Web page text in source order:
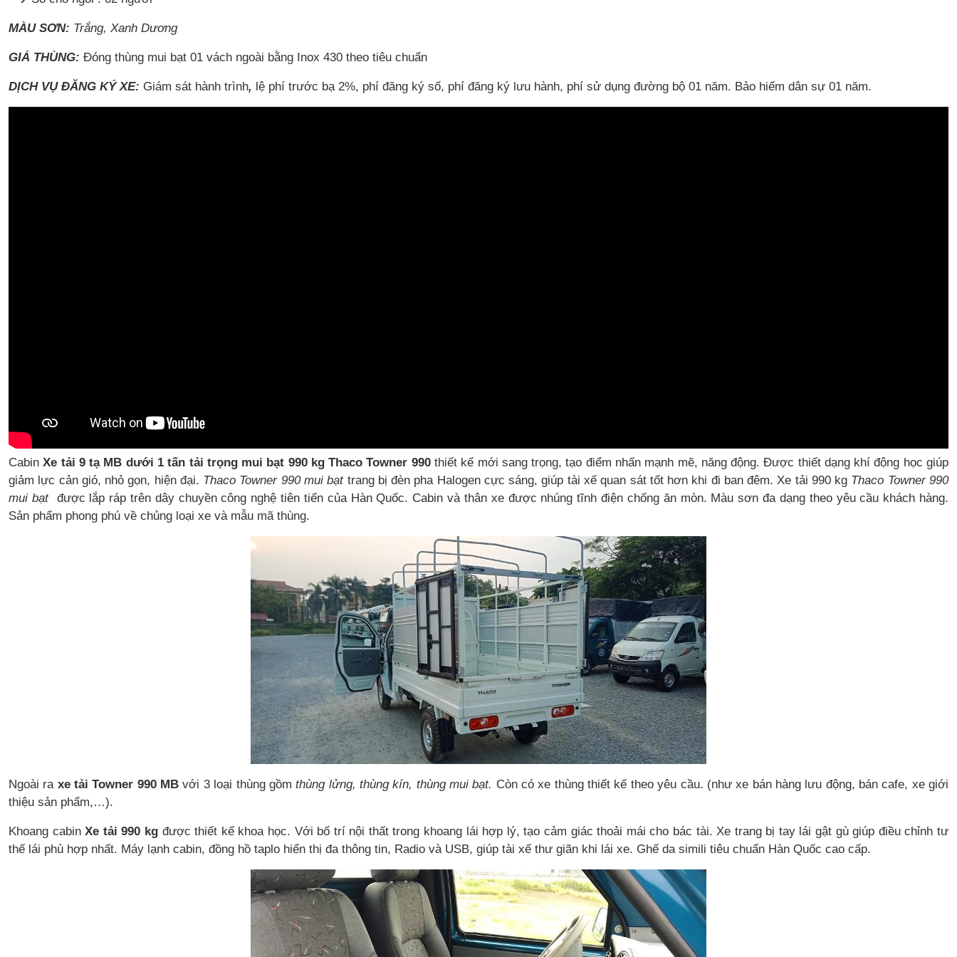
MÀU SƠN: Trắng, Xanh Dương
GIÁ THÙNG: Đóng thùng mui bạt 01 vách ngoài bằng Inox 430 theo tiêu chuẩn
DỊCH VỤ ĐĂNG KÝ XE: Giám sát hành trình, lệ phí trước bạ 2%, phí đăng ký số, phí đăng ký lưu hành, phí sử dụng đường bộ 01 năm. Bảo hiểm dân sự 01 năm.
CabinXe tải 9 tạ MB dưới 1 tấn tải trọng mui bạt 990 kg Thaco Towner 990thiết kế mới sang trọng, tạo điểm nhấn mạnh mẽ, năng động. Được thiết dạng khí động học giúp
giảm lực cản gió, nhỏ gọn, hiện đại. Thaco Towner 990 mui bạttrang bị đèn pha Halogen cực sáng, giúp tài xế quan sát tốt hơn khi đi ban đêm. Xe tải 990 kg Thaco Towner 990
mui bạtđược lắp ráp trên dây chuyền công nghệ tiên tiến của Hàn Quốc. Cabin và thân xe được nhúng tĩnh điện chống ăn mòn. Màu sơn đa dạng theo yêu cầu khách hàng.
Sản phẩm phong phú về chủng loại xe và mẫu mã thùng.
Ngoài raxe tải Towner 990 MB với 3 loại thùng gồmthùng lửng, thùng kín, thùng mui bạt. Còn có xe thùng thiết kế theo yêu cầu. (như xe bán hàng lưu động, bán cafe, xe giới
thiệu sản phẩm,…).
Khoang cabinXe tải 990 kgđược thiết kế khoa học. Với bố trí nội thất trong khoang lái hợp lý, tạo cảm giác thoải mái cho bác tài. Xe trang bị tay lái gật gù giúp điều chỉnh tư
thế lái phù hợp nhất. Máy lạnh cabin, đồng hồ taplo hiển thị đa thông tin, Radio và USB, giúp tài xế thư giãn khi lái xe. Ghế da simili tiêu chuẩn Hàn Quốc cao cấp.